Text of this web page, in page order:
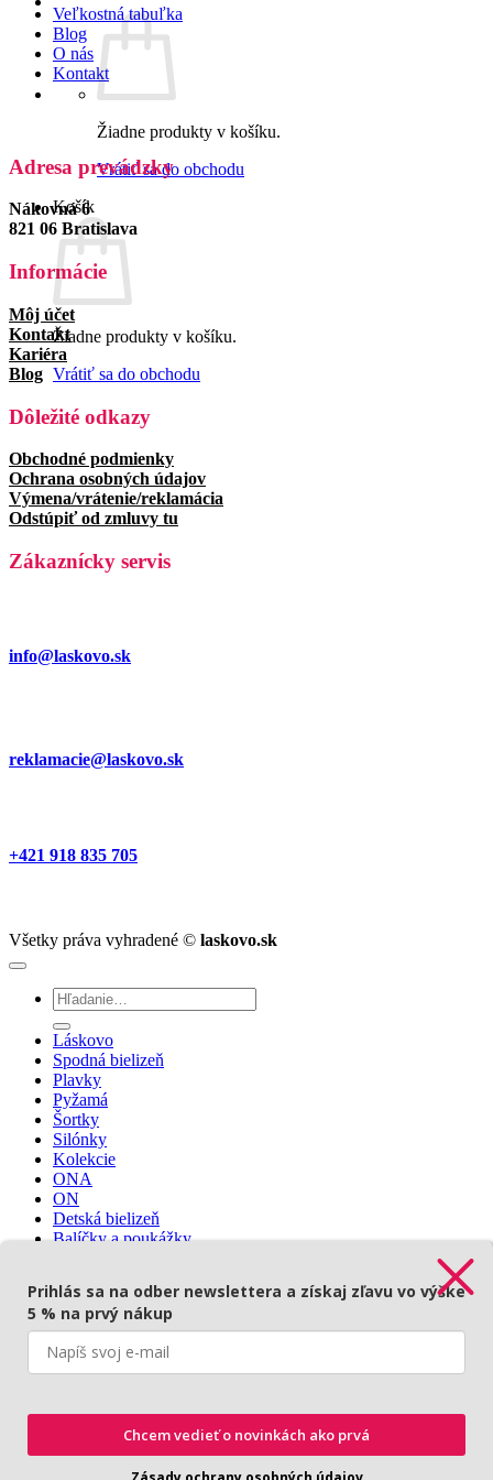
Žiadne produkty v košíku.
Vrátiť sa do obchodu
Košík
Žiadne produkty v košíku.
Vrátiť sa do obchodu
Veľkostná tabuľka
Blog
O nás
Kontakt
Adresa prevádzky
Nákovná 6
821 06 Bratislava
Informácie
Môj účet
Kontakt
Kariéra
Blog
Dôležité odkazy
Obchodné podmienky
Ochrana osobných údajov
Výmena/vrátenie/reklamácia
Odstúpiť od zmluvy tu
Zákaznícky servis
info@laskovo.sk
reklamacie@laskovo.sk
+421 918 835 705
Všetky práva vyhradené © laskovo.sk
Hľadať:
Láskovo
Spodná bielizeň
Plavky
Pyžamá
Šortky
Silónky
Kolekcie
ONA
ON
Detská bielizeň
Balíčky a poukážky
Prihlásenie
Heslo*Povinné
Prihlás sa na odber newslettera a získaj zľavu vo výške
5 % na prvý nákup
Chcem vedieť o novinkách ako prvá